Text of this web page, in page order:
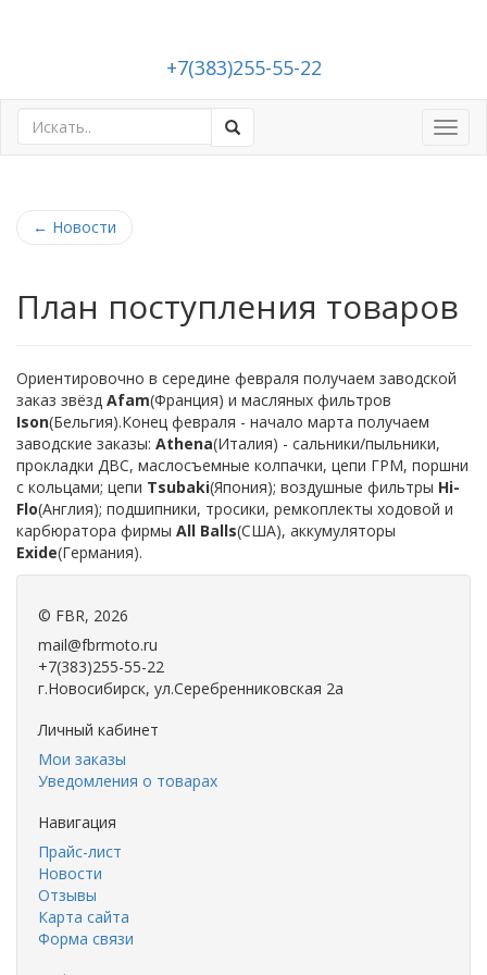
+7(383)255-55-22
← Новости
План поступления товаров
Ориентировочно в середине февраля получаем заводской
заказ звёзд Afam(Франция) и масляных фильтров
Ison(Бельгия).Конец февраля - начало марта получаем
заводские заказы: Athena(Италия) - сальники/пыльники,
прокладки ДВС, маслосъемные колпачки, цепи ГРМ, поршни
с кольцами; цепи Tsubaki(Япония); воздушные фильтры Hi-
Flo(Англия); подшипники, тросики, ремкоплекты ходовой и
карбюратора фирмы All Balls(США), аккумуляторы
Exide(Германия).
© FBR, 2026
mail@fbrmoto.ru
+7(383)255-55-22
г.Новосибирск, ул.Серебренниковская 2а
Личный кабинет
Мои заказы
Уведомления о товарах
Навигация
Прайс-лист
Новости
Отзывы
Карта сайта
Форма связи